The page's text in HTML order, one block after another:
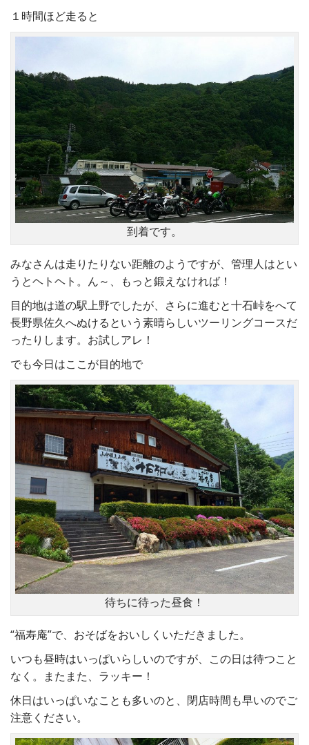
１時間ほど走ると
到着です。
みなさんは走りたりない距離のようですが、管理人はとい
うとヘトヘト。ん～、もっと鍛えなければ！
目的地は道の駅上野でしたが、さらに進むと十石峠をへて
長野県佐久へぬけるという素晴らしいツーリングコースだ
ったりします。お試しアレ！
でも今日はここが目的地で
待ちに待った昼食！
“福寿庵”で、おそばをおいしくいただきました。
いつも昼時はいっぱいらしいのですが、この日は待つこと
なく。またまた、ラッキー！
休日はいっぱいなことも多いのと、閉店時間も早いのでご
注意ください。